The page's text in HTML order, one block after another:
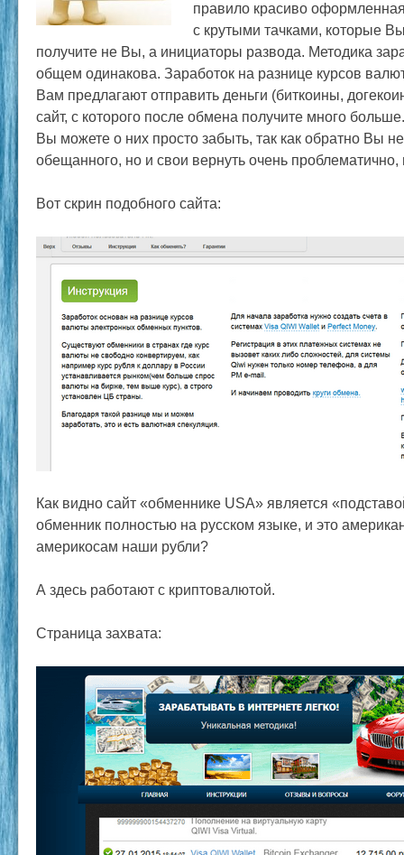
правило красиво
с крутыми тачками, которые
получите не Вы, а инициаторы развода. Методика
общем одинакова. Заработок на разнице курсов
Вам предлагают отправить деньги (биткоины,
сайт, с которого после обмена получите много
Вы можете о них просто забыть, так как обратно Вы
обещанного, но и свои вернуть очень
Вот скрин подобного сайта:
Как видно сайт «обменнике USA» является
обменник полностью на русском языке, и это
америкосам наши рубли?
А здесь работают с криптовалютой.
Страница захвата: